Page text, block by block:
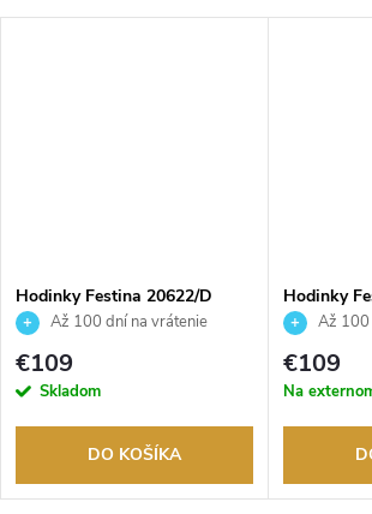
Hodinky Festina 20622/D
Až 100 dní na vrátenie
tovaru. Autorizovaný predajca.
€109
Skladom
DO KOŠÍKA
Hodinky
Až 100
tovaru.
€109
Na